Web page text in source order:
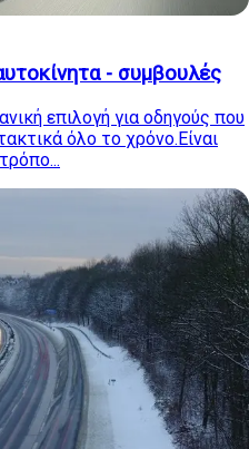
- συμβουλές
επιλογή για οδηγούς που
όλο το χρόνο.Είναι